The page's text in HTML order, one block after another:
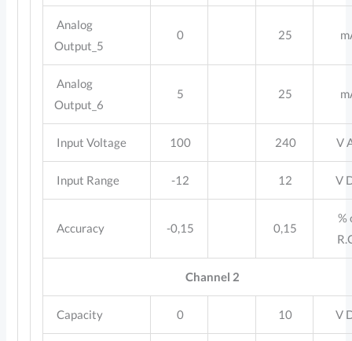
Analog
Output_5
0 25
Analog
Output_6
5 25
Input Voltage 100 240 V
Input Range -12 12 V
Accuracy -0,15 0,15
%
Channel 2
Capacity 0 10 V